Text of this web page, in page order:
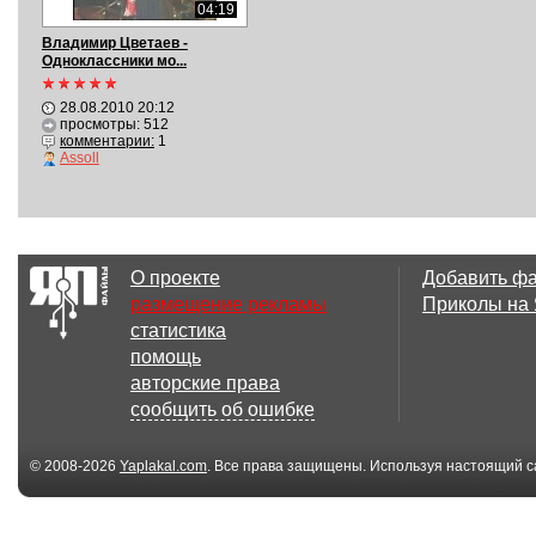
04:19
Владимир Цветаев -
Одноклассники мо...
28.08.2010 20:12
просмотры: 512
комментарии:1
Assoll
О проекте
размещение рекламы
статистика
помощь
авторские права
сообщить об ошибке
Добавить
Приколы
© 2008-2026 Yaplakal.com. Все права защищены. Используя настоящий